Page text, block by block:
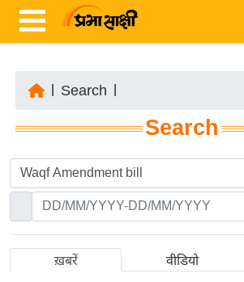
ज़ा
ख
र
ष्ट्री
Search
Search
ख़बरें वीडियो